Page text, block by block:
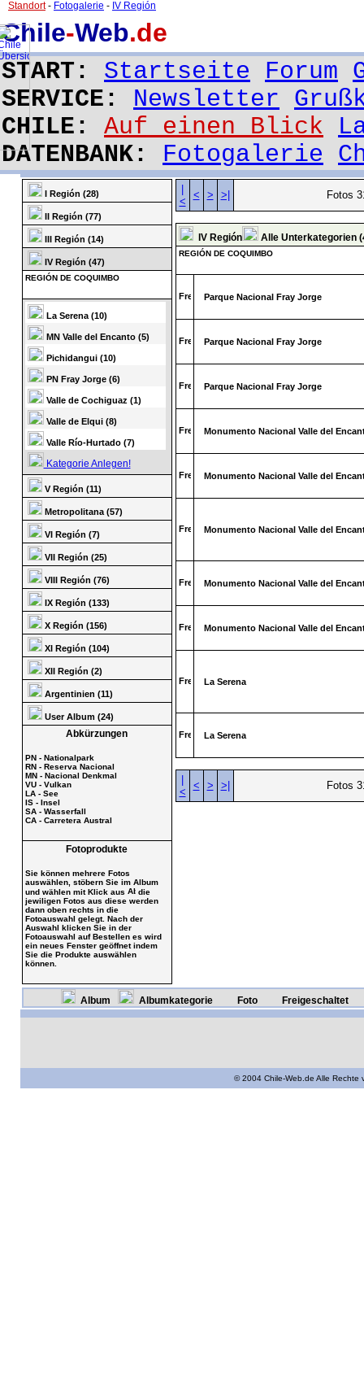
Chile-Web.de
START: Startseite Forum
SERVICE: Newsletter
CHILE: Auf einen Blick
DATENBANK: Fotogalerie
Standort- Fotogalerie - IV Región
I Región (28)
II Región (77)
III Región (14)
IV Región (47)
REGIÓN DE COQUIMBO
La Serena (10)
MN Valle del Encanto (5)
Pichidangui (10)
PN Fray Jorge (6)
Valle de Cochiguaz (1)
Valle de Elqui (8)
Valle Río-Hurtado (7)
Kategorie Anlegen!
V Región (11)
Metropolitana (57)
VI Región (7)
VII Región (25)
VIII Región (76)
IX Región (133)
X Región (156)
XI Región (104)
XII Región (2)
Argentinien (11)
User Album (24)
Abkürzungen
PN - Nationalpark
RN - Reserva Nacional
MN - Nacional Denkmal
VU - Vulkan
LA - See
IS - Insel
SA - Wasserfall
CA - Carretera Austral
Fotoprodukte
Sie können mehrere Fotos
auswählen, stöbern Sie im Album
und wählen mit Klick aus
die
jewiligen Fotos aus diese werden
dann oben rechts in die
Fotoauswahl gelegt. Nach der
Auswahl klicken Sie in der
Fotoauswahl auf Bestellen es wird
ein neues Fenster geöffnet indem
Sie die Produkte auswählen
können.
<
< > >| Fotos
IV Región Alle Unterkategorien
REGIÓN DE COQUIMBO
Parque Nacional Fray Jorge
Parque Nacional Fray Jorge
Parque Nacional Fray Jorge
Monumento Nacional Valle del
Monumento Nacional Valle del
Monumento Nacional Valle del
Monumento Nacional Valle del
Monumento Nacional Valle del
La Serena
La Serena
<
< > >| Fotos
Album Albumkategorie Foto Freigeschaltet
© 2004 Chile-Web.de Alle Rechte